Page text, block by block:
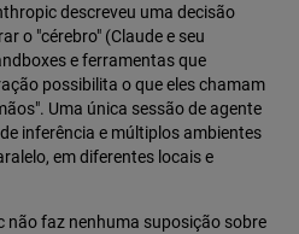
descreveu uma decisão
o "cérebro" (Claude e seu
e ferramentas que
possibilita o que eles chamam
Uma única sessão de agente
inferência e múltiplos ambientes
em diferentes locais e
não faz nenhuma suposição sobre